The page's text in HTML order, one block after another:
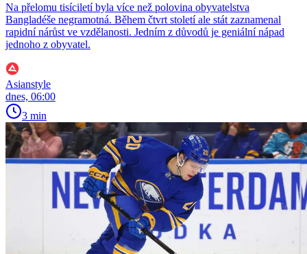
Na přelomu tisíciletí byla více než polovina obyvatelstva
Bangladéše negramotná. Během čtvrt století ale stát zaznamenal
rapidní nárůst ve vzdělanosti. Jedním z důvodů je geniální nápad
jednoho z obyvatel.
Asianstyle
dnes, 06:00
3 min